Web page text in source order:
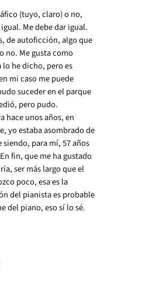
(tuyo, claro) o no,
Me debe dar igual.
de autoficción, algo que
no. Me gusta como
lo he dicho, pero es
mi caso me puede
suceder en el parque
pero pudo.
hace unos años, en
yo estaba asombrado de
para mí, 57 años
fin, que me ha gustado
ser más largo que el
poco, esa es la
del pianista es probable
del piano, eso sí lo sé.